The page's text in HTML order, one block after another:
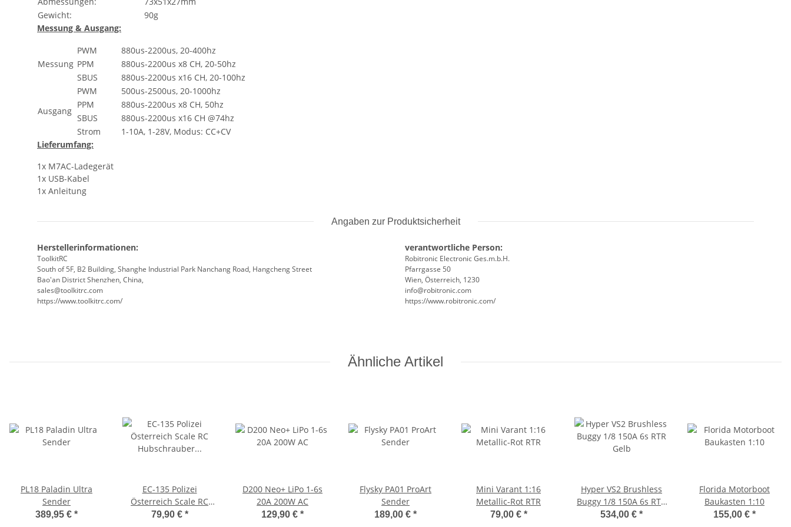
Gewicht:
90g
Messung & Ausgang:
Messung
PWM
880us-2200us, 20-400hz
PPM
880us-2200us x8 CH, 20-50hz
SBUS
880us-2200us x16 CH, 20-100hz
Ausgang
PWM
500us-2500us, 20-1000hz
PPM
880us-2200us x8 CH, 50hz
SBUS
880us-2200us x16 CH @74hz
Strom
1-10A, 1-28V, Modus: CC+CV
Lieferumfang:
1x M7AC-Ladegerät
1x USB-Kabel
1x Anleitung
Angaben zur Produktsicherheit
Herstellerinformationen:
ToolkitRC
South of 5F, B2 Building, Shanghe Industrial Park Nanchang Road, Hangcheng Street
Bao'an District Shenzhen, China,
sales@toolkitrc.com
https://www.toolkitrc.com/
verantwortliche Person:
Robitronic Electronic Ges.m.b.H.
Pfarrgasse 50
Wien, Österreich, 1230
info@robitronic.com
https://www.robitronic.com/
Ähnliche Artikel
PL18 Paladin Ultra
Sender
389,95 € *
EC-135 Polizei
Österreich Scale RC
Hubschrauber Elektro
79,90 € *
D200 Neo+ LiPo 1-6s
20A 200W AC
129,90 € *
Flysky PA01 ProArt
Sender
189,00 € *
Mini Varant 1:16
Metallic-Rot RTR
79,00 € *
Hyper VS2 Brushless
Buggy 1/8 150A 6s RTR
Gelb
534,00 € *
Florida Motorboot
Baukasten 1:10
155,00 € *